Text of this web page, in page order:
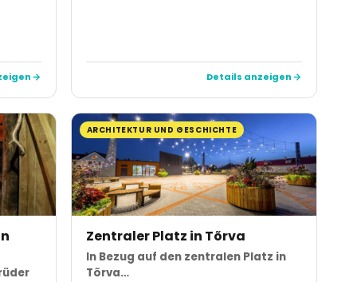
Details anzeigen
ARCHITEKTUR UND GESCHICHTE
Zentraler Platz in Tõrva
In Bezug auf den zentralen Platz in
Tõrva…